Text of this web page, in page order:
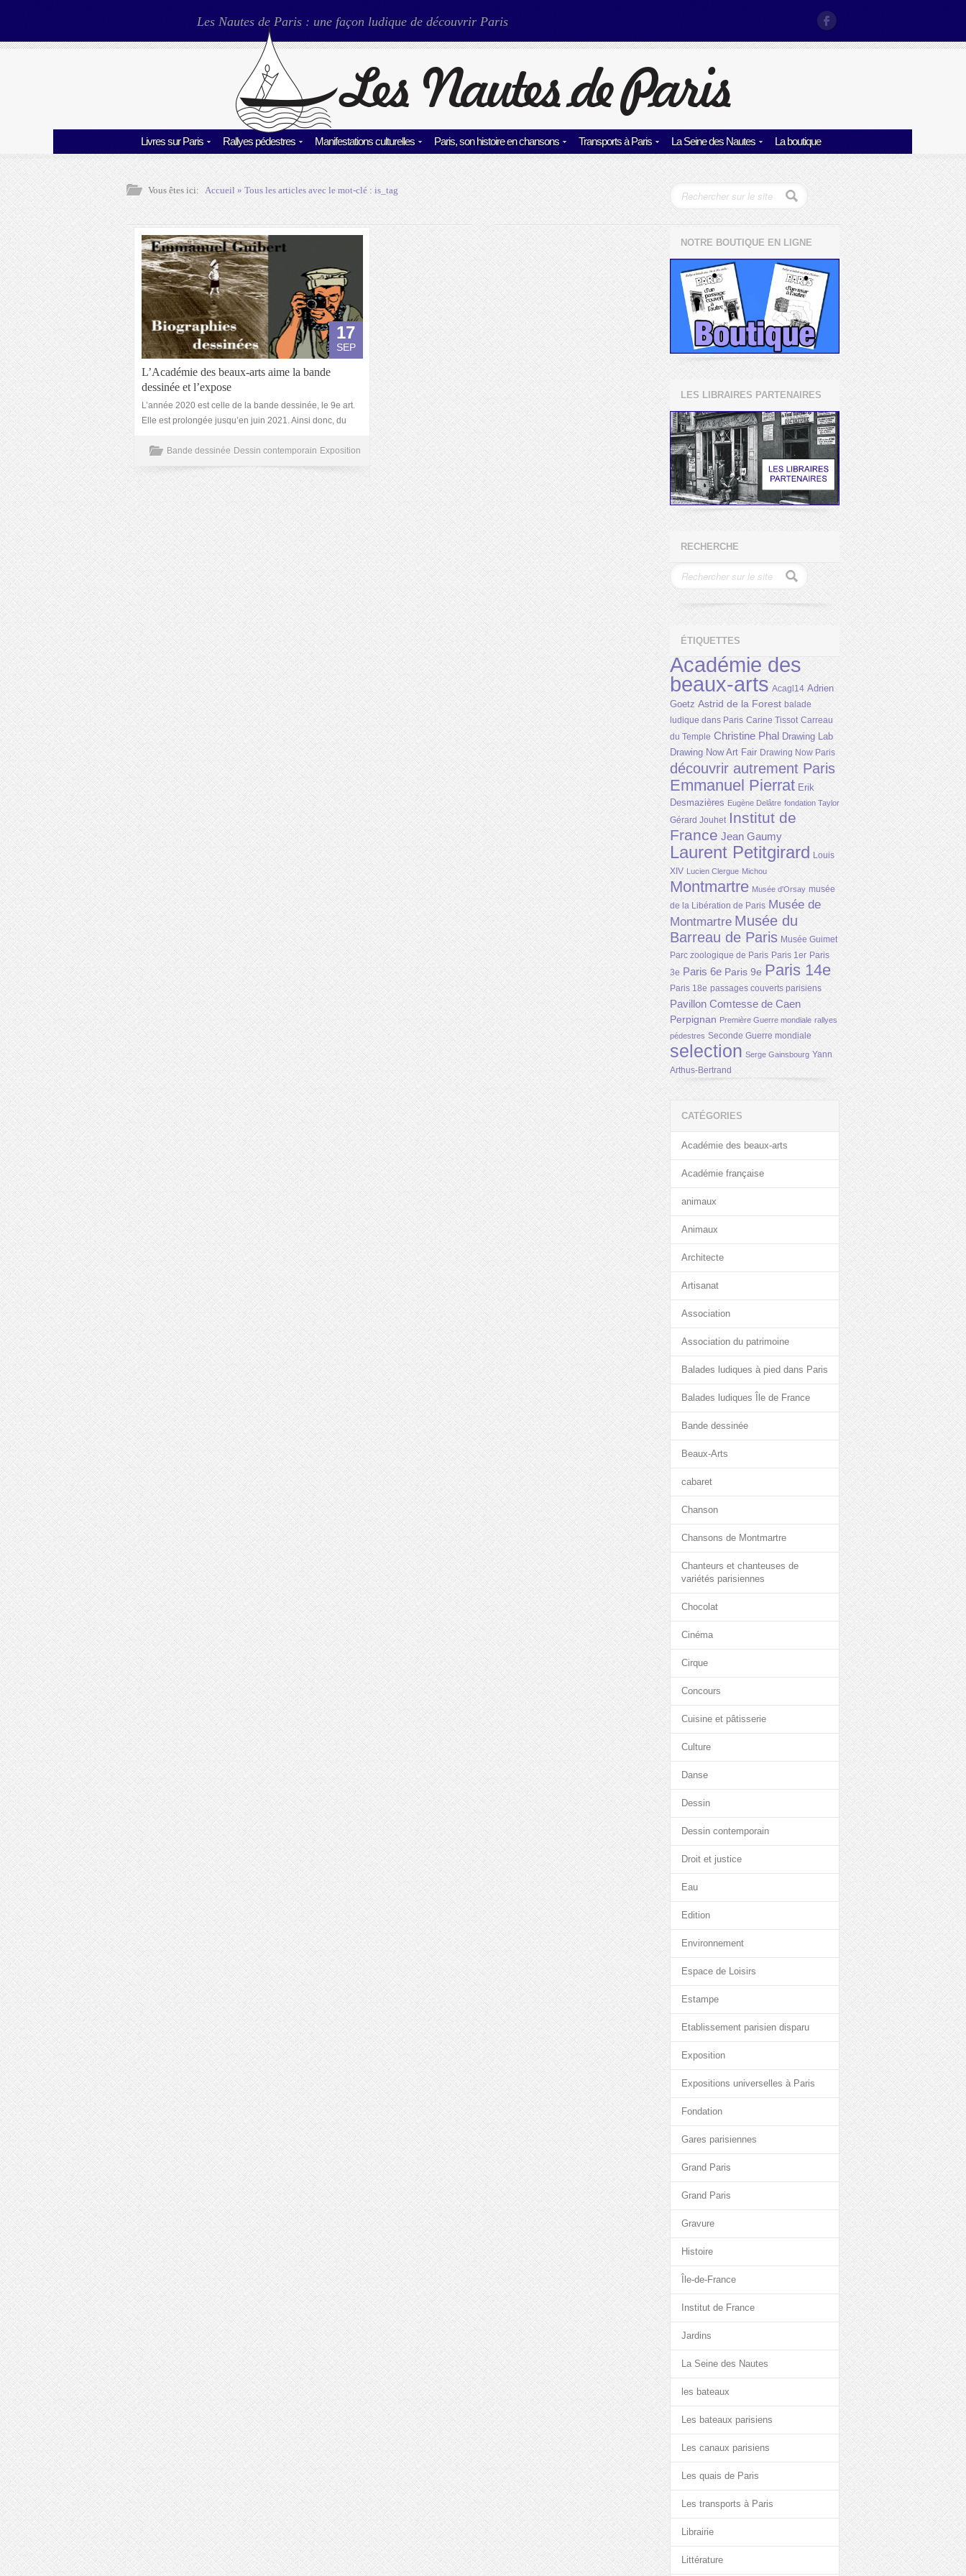
Les Nautes de Paris : une façon ludique de découvrir Paris
Livres sur Paris Rallyes pédestres Manifestations culturelles Paris, son histoire en chansons Transports à Paris La Seine des Nautes La boutique
Vous êtes ici: Accueil» Tous les articles avec le mot-clé :is_tag
17
SEP
L’Académie des beaux-arts aime la bande
dessinée et l’expose
L’année 2020 est celle de la bande dessinée, le 9e art.
Elle est prolongée jusqu’en juin 2021. Ainsi donc, du
Bande dessinée Dessin contemporain Exposition
NOTRE BOUTIQUE EN LIGNE
LES LIBRAIRES PARTENAIRES
RECHERCHE
ÉTIQUETTES
Académie des
beaux-arts Acagl14 Adrien
Goetz Astrid de la Forest balade
ludique dans Paris Carine Tissot Carreau
du Temple Christine Phal Drawing Lab
Drawing Now Art Fair Drawing Now Paris
découvrir autrement Paris
Emmanuel Pierrat Erik
Desmazières Eugène Delâtre fondation Taylor
Gérard Jouhet Institut de
France Jean Gaumy
Laurent Petitgirard Louis
XIV Lucien Clergue Michou
Montmartre Musée d'Orsay musée
de la Libération de Paris Musée de
Montmartre Musée du
Barreau de Paris Musée Guimet
Parc zoologique de Paris Paris 1er Paris
3e Paris 6e Paris 9e Paris 14e
Paris 18e passages couverts parisiens
Pavillon Comtesse de Caen
Perpignan Première Guerre mondiale rallyes
pédestres Seconde Guerre mondiale
selection Serge Gainsbourg Yann
Arthus-Bertrand
CATÉGORIES
Académie des beaux-arts
Académie française
animaux
Animaux
Architecte
Artisanat
Association
Association du patrimoine
Balades ludiques à pied dans Paris
Balades ludiques Île de France
Bande dessinée
Beaux-Arts
cabaret
Chanson
Chansons de Montmartre
Chanteurs et chanteuses de
variétés parisiennes
Chocolat
Cinéma
Cirque
Concours
Cuisine et pâtisserie
Culture
Danse
Dessin
Dessin contemporain
Droit et justice
Eau
Edition
Environnement
Espace de Loisirs
Estampe
Etablissement parisien disparu
Exposition
Expositions universelles à Paris
Fondation
Gares parisiennes
Grand Paris
Grand Paris
Gravure
Histoire
Île-de-France
Institut de France
Jardins
La Seine des Nautes
les bateaux
Les bateaux parisiens
Les canaux parisiens
Les quais de Paris
Les transports à Paris
Librairie
Littérature